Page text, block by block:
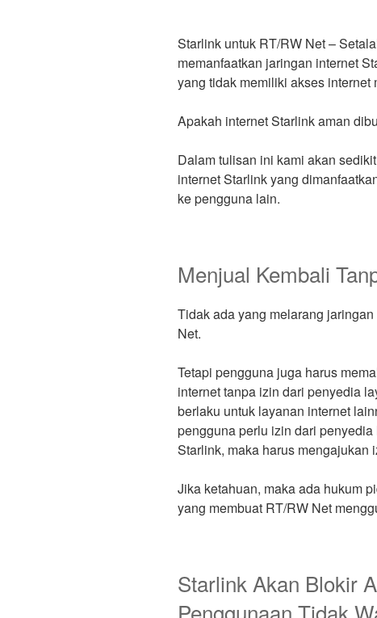
Starlink untuk RT/RW Net –
memanfaatkan jaringan internet
yang tidak memiliki akses internet
Apakah internet Starlink aman
Dalam tulisan ini kami akan
internet Starlink yang
ke pengguna lain.
Menjual Kembali
Tidak ada yang melarang
Net.
Tetapi pengguna juga harus
internet tanpa izin dari penyedia
berlaku untuk layanan internet
pengguna perlu izin dari
Starlink, maka harus mengajukan
Jika ketahuan, maka ada hukum
yang membuat RT/RW Net
Starlink Akan Blokir
Penggunaan Tidak